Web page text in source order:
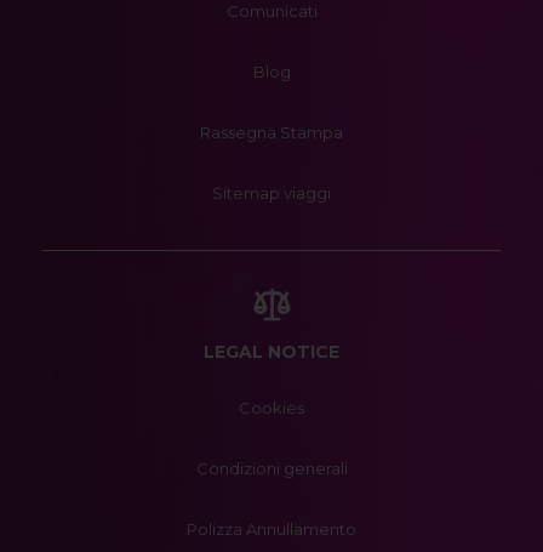
Comunicati
Blog
Rassegna Stampa
Sitemap viaggi
LEGAL NOTICE
Cookies
Condizioni generali
Polizza Annullamento